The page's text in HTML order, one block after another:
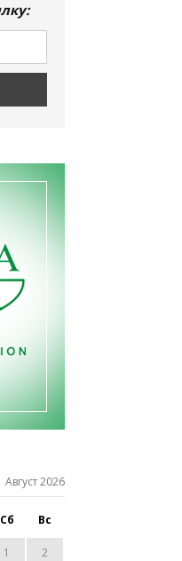
Август 2026
Сб Вс
1 2